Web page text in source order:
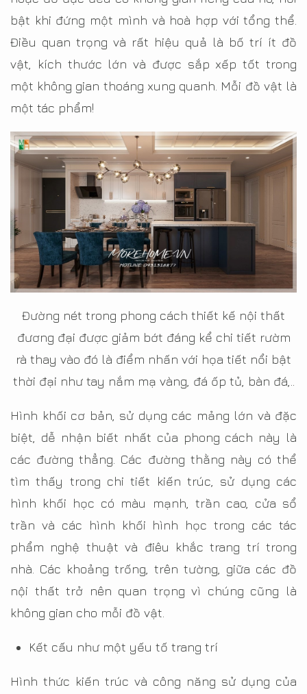
bật khi đứng một mình và hoà hợp với tổng thể.
Điều quan trọng và rất hiệu quả là bố trí ít đồ
vật, kích thước lớn và được sắp xếp tốt trong
một không gian thoáng xung quanh. Mỗi đồ vật là
một tác phẩm!
Đường nét trong phong cách thiết kế nội thất
đương đại được giảm bớt đáng kể chi tiết rườm
rà thay vào đó là điểm nhấn với họa tiết nổi bật
thời đại như tay nắm mạ vàng, đá ốp tủ, bàn đá,..
Hình khối cơ bản, sử dụng các mảng lớn và đặc
biệt, dễ nhận biết nhất của phong cách này là
các đường thẳng. Các đường thằng này có thể
tìm thấy trong chi tiết kiến trúc, sử dụng các
hình khối học có màu mạnh, trần cao, cửa sổ
trần và các hình khối hình học trong các tác
phẩm nghệ thuật và điêu khắc trang trí trong
nhà. Các khoảng trống, trên tường, giữa các đồ
nội thất trở nên quan trọng vì chúng cũng là
không gian cho mỗi đồ vật.
Kết cấu như một yếu tố trang trí
Hình thức kiến trúc và công năng sử dụng của